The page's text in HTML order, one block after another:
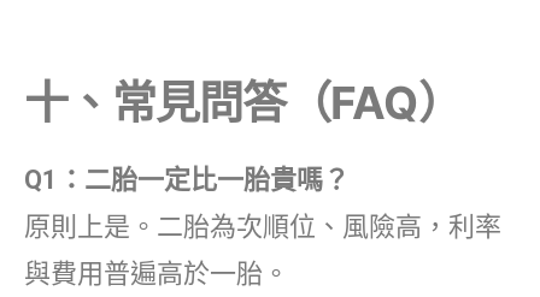
十、常見問答（FAQ）
Q1：二胎一定比一胎貴嗎？
原則上是。二胎為次順位、風險高，利率
與費用普遍高於一胎。